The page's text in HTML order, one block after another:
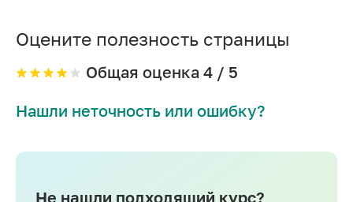
Разработка игр на Unity
PHP-разработка
Разработка на C++
Оцените полезность страницы
Общая оценка 4/ 5
Нашли неточность или ошибку?
Не нашли подходящий курс?